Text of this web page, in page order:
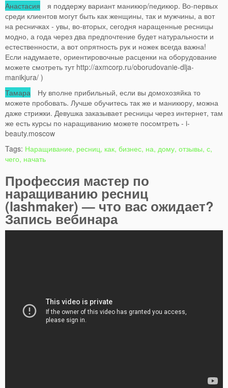
Анастасия я поддержу вариант маникюр/педикюр. Во-первых
среди клиентов могут быть как женщины, так и мужчины, а вот
на ресничках - увы, во-вторых, сегодня наращенные ресницы
модно, а года через два предпочтение будет натуральности и
естественности, а вот опрятность рук и ножек всегда важна!
Если надумаете, ориентировочные расценки на оборудование
можете смотреть тут http://axmcorp.ru/oborudovanie-dlja-
manikjura/ )
Тамара Ну вполне прибильный, если вы домохозяйка то
можете пробовать. Лучше обучитесь так же и маникюру, можна
даже стрижки. Девушка заказывает ресницы через интернет, там
же есть курсы по наращиванию можете посомтреть - i-
beauty.moscow
Tags: Наращивание, ресниц, как, бизнес, на, дому, отзывы, с,
чего, начать
Профессия мастер по
наращиванию ресниц
(lashmaker) — что вас ожидает?
Запись вебинара